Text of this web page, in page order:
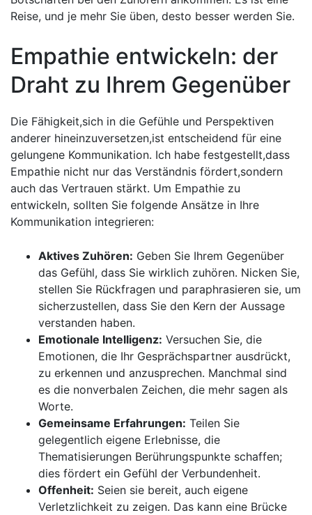
Reise, und je mehr Sie üben, desto ​besser werden Sie.
Empathie entwickeln: der
Draht zu Ihrem‌ Gegenüber
Die Fähigkeit,sich in die Gefühle und Perspektiven
anderer hineinzuversetzen,ist entscheidend für⁣ eine
gelungene Kommunikation. Ich ​habe festgestellt,dass⁤
Empathie nicht nur das Verständnis fördert,sondern
‌auch das Vertrauen stärkt. Um Empathie zu
entwickeln, ​sollten Sie‍ folgende Ansätze in​ Ihre
Kommunikation integrieren:
Aktives Zuhören: Geben Sie Ihrem Gegenüber
das Gefühl, dass Sie wirklich zuhören. Nicken Sie,
stellen‌ Sie ⁣Rückfragen und paraphrasieren sie, um
sicherzustellen, dass ⁤Sie den Kern der Aussage
verstanden haben.
Emotionale ​Intelligenz: Versuchen Sie, die
Emotionen, ⁢die‌ Ihr‌ Gesprächspartner⁣ ausdrückt,
zu erkennen und anzusprechen. Manchmal sind‍
es die nonverbalen Zeichen, die mehr sagen als
Worte.
Gemeinsame Erfahrungen: Teilen​ Sie
gelegentlich eigene Erlebnisse,⁤ die
Thematisierungen Berührungspunkte ‍schaffen;
dies fördert ein⁣ Gefühl der Verbundenheit.
Offenheit: Seien⁤ sie bereit, auch eigene
Verletzlichkeit​ zu zeigen. Das kann eine Brücke